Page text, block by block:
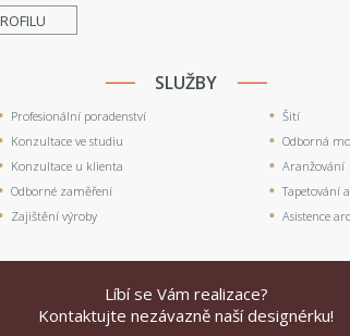
SLUŽBY
Profesionální poradenství
Konzultace ve studiu
Konzultace u klienta
Odborné zaměření
Zajištění výroby
Šití
Odborná
Aranžování
Tapetování
Asistence
Líbí se Vám realizace?
Kontaktujte nezávazně naší designérku!